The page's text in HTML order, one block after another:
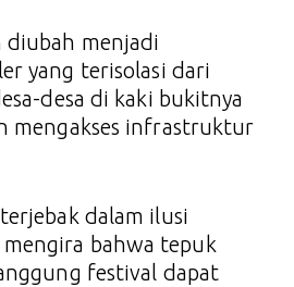
diubah menjadi
yang terisolasi dari
desa di kaki bukitnya
mengakses infrastruktur
dalam ilusi
bahwa tepuk
festival dapat